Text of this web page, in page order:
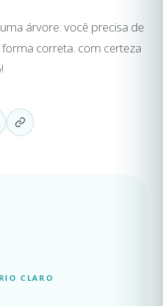
árvore: você precisa de
correta. com certeza
CLARO